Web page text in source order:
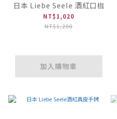
日本 Liebe Seele 酒紅口枷
NT$1,020
NT$1,200
加入購物車